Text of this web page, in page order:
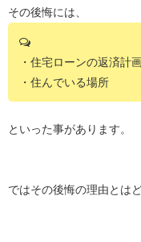
その後悔には、
・住宅ローンの返済計
・住んでいる場所
といった事があります。
ではその後悔の理由とは